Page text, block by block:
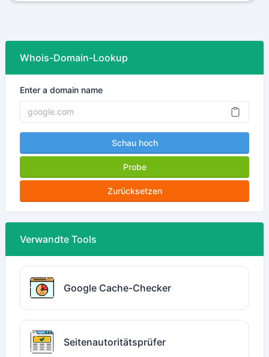
Whois-Domain-Lookup
Enter a domain name
Schau hoch
Probe
Zurücksetzen
Verwandte Tools
Google Cache-Checker
Seitenautoritätsprüfer